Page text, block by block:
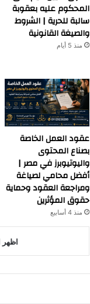
المحكوم عليه بعقوبة
سالبة للحرية | الشروط
والصيغة القانونية
منذ 5 أيام
عقود العمل الخاصة
بصناع المحتوى
واليوتيوبرز في مصر |
أفضل محامي لصياغة
ومراجعة العقود وحماية
حقوق المؤثرين
منذ 4 أسابيع
اظهر